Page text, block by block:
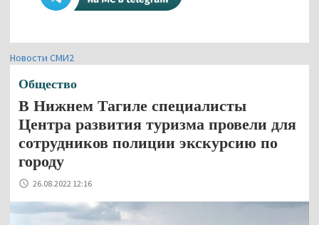
Новости СМИ2
Общество
В Нижнем Тагиле специалисты
Центра развития туризма провели для
сотрудников полиции экскурсию по
городу
26.08.2022 12:16